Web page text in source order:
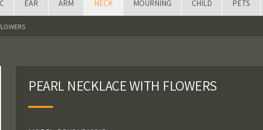
EAR ARM NECK MOURNING CHILD PETS
PEARL NECKLACE WITH FLOWERS